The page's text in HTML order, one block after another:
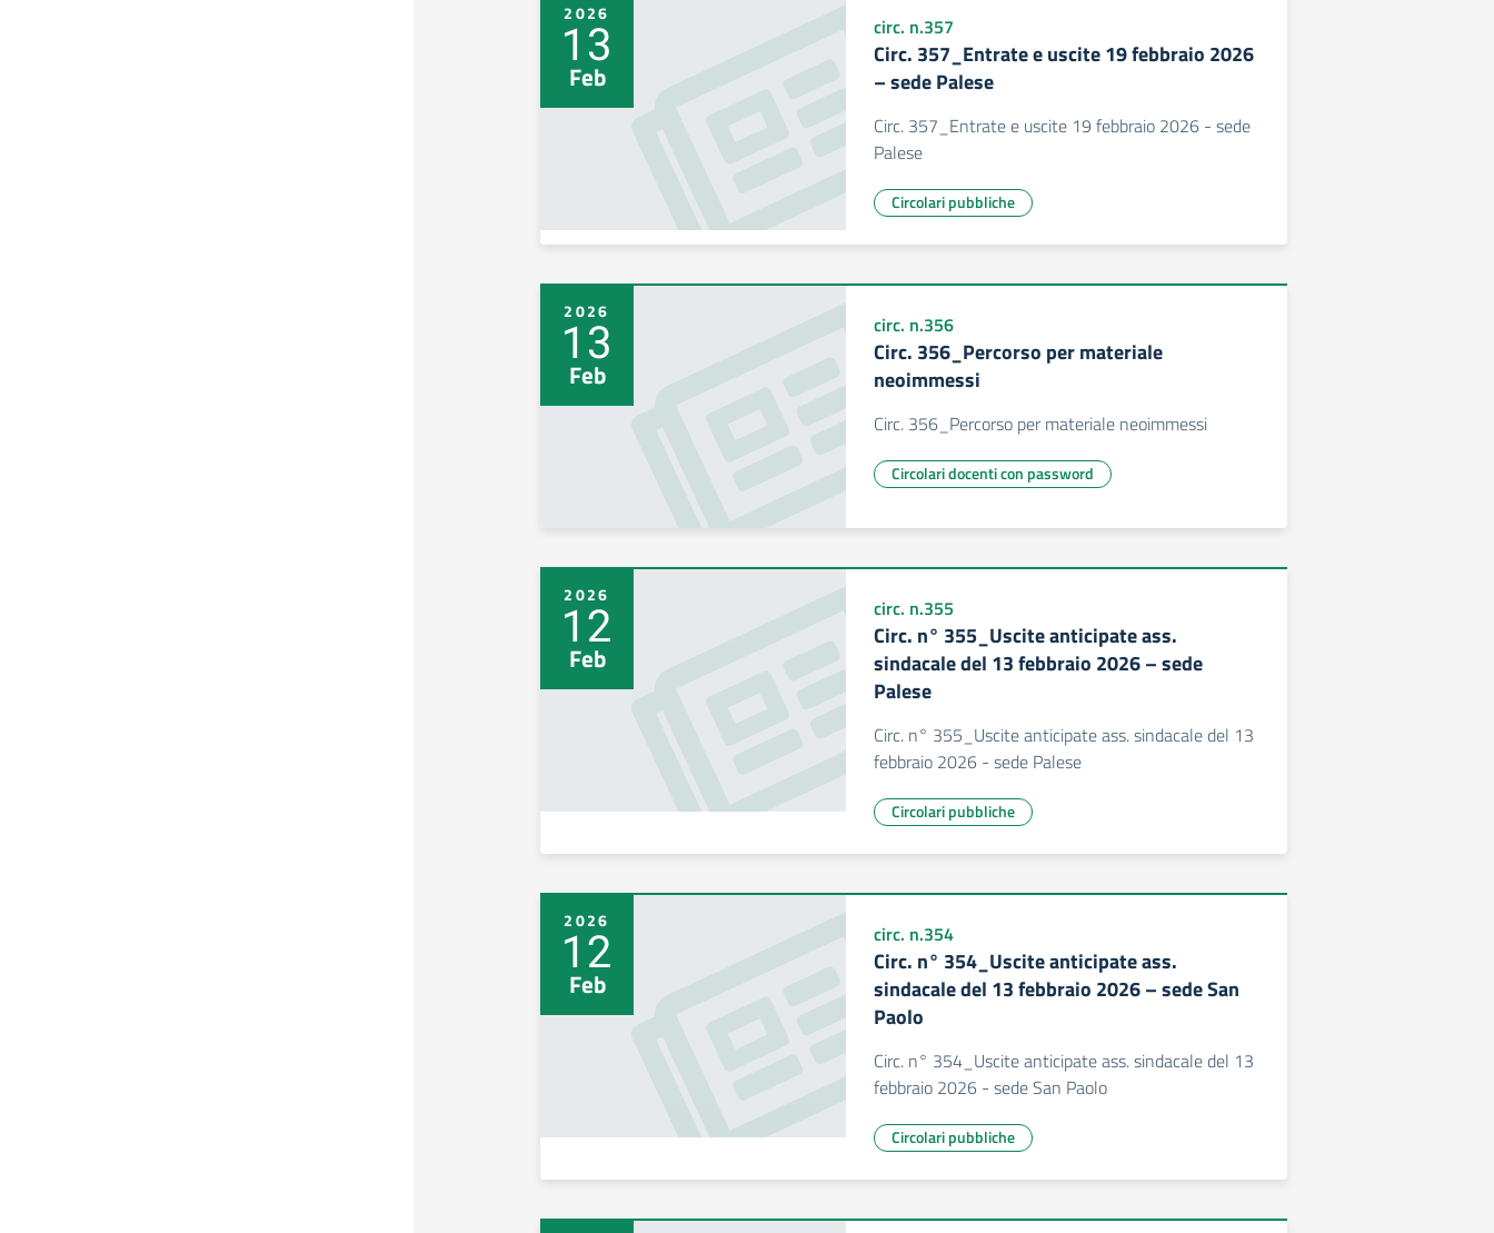
2026
13
Feb
circ. n.357
Circ. 357_Entrate e uscite 19 febbraio 2026
– sede Palese
Circ. 357_Entrate e uscite 19 febbraio 2026 - sede
Palese
Circolari pubbliche
2026
13
Feb
circ. n.356
Circ. 356_Percorso per materiale
neoimmessi
Circ. 356_Percorso per materiale neoimmessi
Circolari docenti con password
2026
12
Feb
circ. n.355
Circ. n° 355_Uscite anticipate ass.
sindacale del 13 febbraio 2026 – sede
Palese
Circ. n° 355_Uscite anticipate ass. sindacale del 13
febbraio 2026 - sede Palese
Circolari pubbliche
2026
12
Feb
circ. n.354
Circ. n° 354_Uscite anticipate ass.
sindacale del 13 febbraio 2026 – sede San
Paolo
Circ. n° 354_Uscite anticipate ass. sindacale del 13
febbraio 2026 - sede San Paolo
Circolari pubbliche